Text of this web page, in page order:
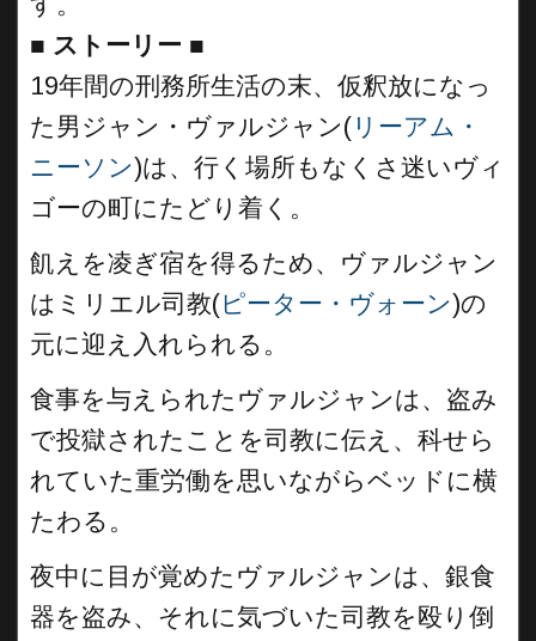
■ ストーリー ■
19年間の刑務所生活の末、仮釈放になっ
た男ジャン・ヴァルジャン( リーアム・
ニーソン)は、行く場所もなくさ迷いヴィ
ゴーの町にたどり着く。
飢えを凌ぎ宿を得るため、ヴァルジャン
はミリエル司教(ピーター・ヴォーン)の
元に迎え入れられる。
食事を与えられたヴァルジャンは、盗み
で投獄されたことを司教に伝え、科せら
れていた重労働を思いながらベッドに横
たわる。
夜中に目が覚めたヴァルジャンは、銀食
器を盗み、それに気づいた司教を殴り倒